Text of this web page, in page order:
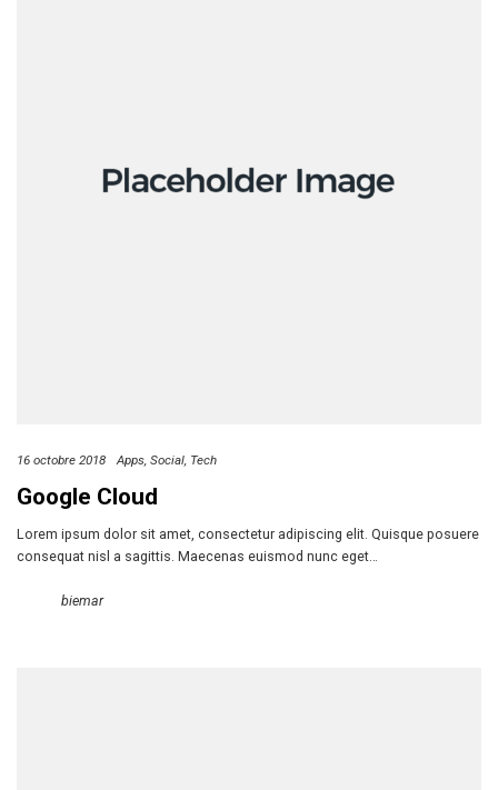
16 octobre 2018 Apps Social Tech
Google Cloud
Lorem ipsum dolor sit amet, consectetur adipiscing elit. Quisque posuere
consequat nisl a sagittis. Maecenas euismod nunc eget…
biemar